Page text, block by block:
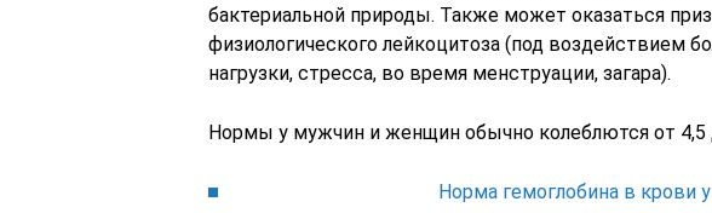
бактериальной природы. Также может оказаться
физиологического лейкоцитоза (под воздействием
нагрузки, стресса, во время менструации, загара).
Нормы у мужчин и женщин обычно колеблются от 4,5
Норма гемоглобина в крови